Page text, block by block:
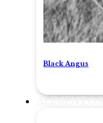
Black Angus
ALIMENTOS